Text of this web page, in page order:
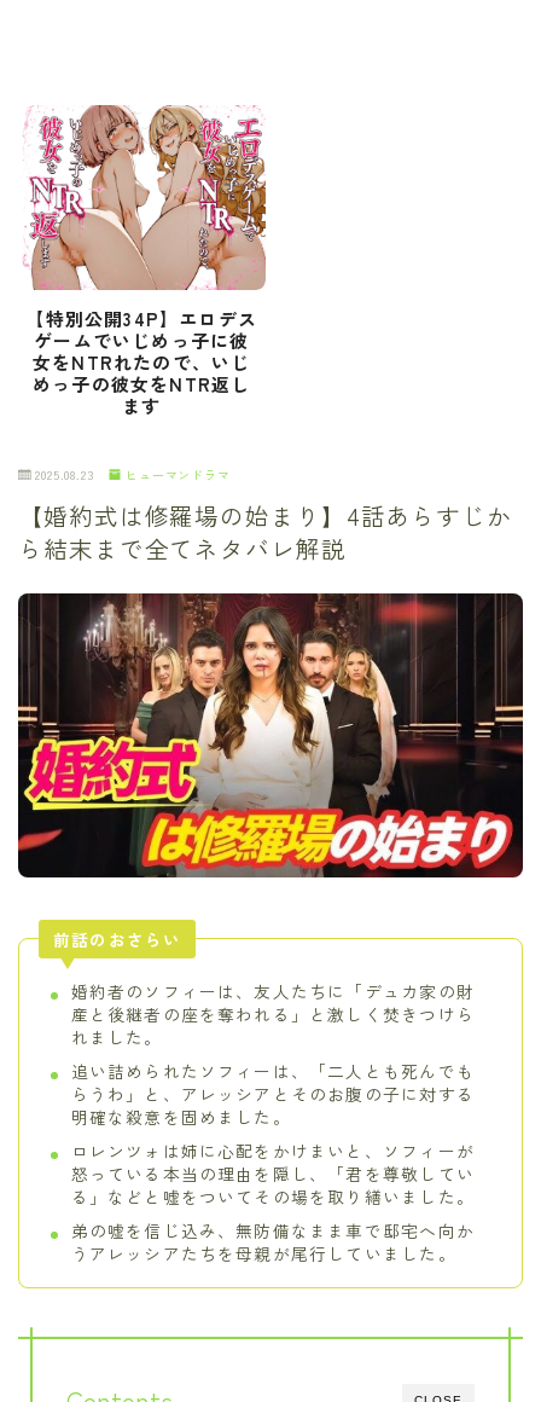
【特別公開34P】エロデス
ゲームでいじめっ子に彼
女をNTRれたので、いじ
めっ子の彼女をNTR返し
ます
2025.08.23 ヒューマンドラマ
【婚約式は修羅場の始まり】4話あらすじか
ら結末まで全てネタバレ解説
前話のおさらい
婚約者のソフィーは、友人たちに「デュカ家の財
産と後継者の座を奪われる」と激しく焚きつけら
れました。
追い詰められたソフィーは、「二人とも死んでも
らうわ」と、アレッシアとそのお腹の子に対する
明確な殺意を固めました。
ロレンツォは姉に心配をかけまいと、ソフィーが
怒っている本当の理由を隠し、「君を尊敬してい
る」などと嘘をついてその場を取り繕いました。
弟の嘘を信じ込み、無防備なまま車で邸宅へ向か
うアレッシアたちを母親が尾行していました。